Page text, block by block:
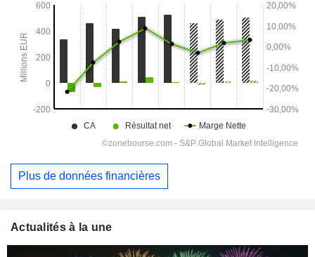
Plus de données financières
Actualités à la une